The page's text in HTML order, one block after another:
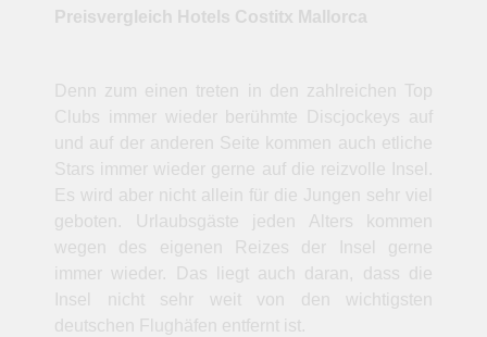
Preisvergleich Hotels Costitx Mallorca
Denn zum einen treten in den zahlreichen Top
Clubs immer wieder berühmte Discjockeys auf
und auf der anderen Seite kommen auch etliche
Stars immer wieder gerne auf die reizvolle Insel.
Es wird aber nicht allein für die Jungen sehr viel
geboten. Urlaubsgäste jeden Alters kommen
wegen des eigenen Reizes der Insel gerne
immer wieder. Das liegt auch daran, dass die
Insel nicht sehr weit von den wichtigsten
deutschen Flughäfen entfernt ist.